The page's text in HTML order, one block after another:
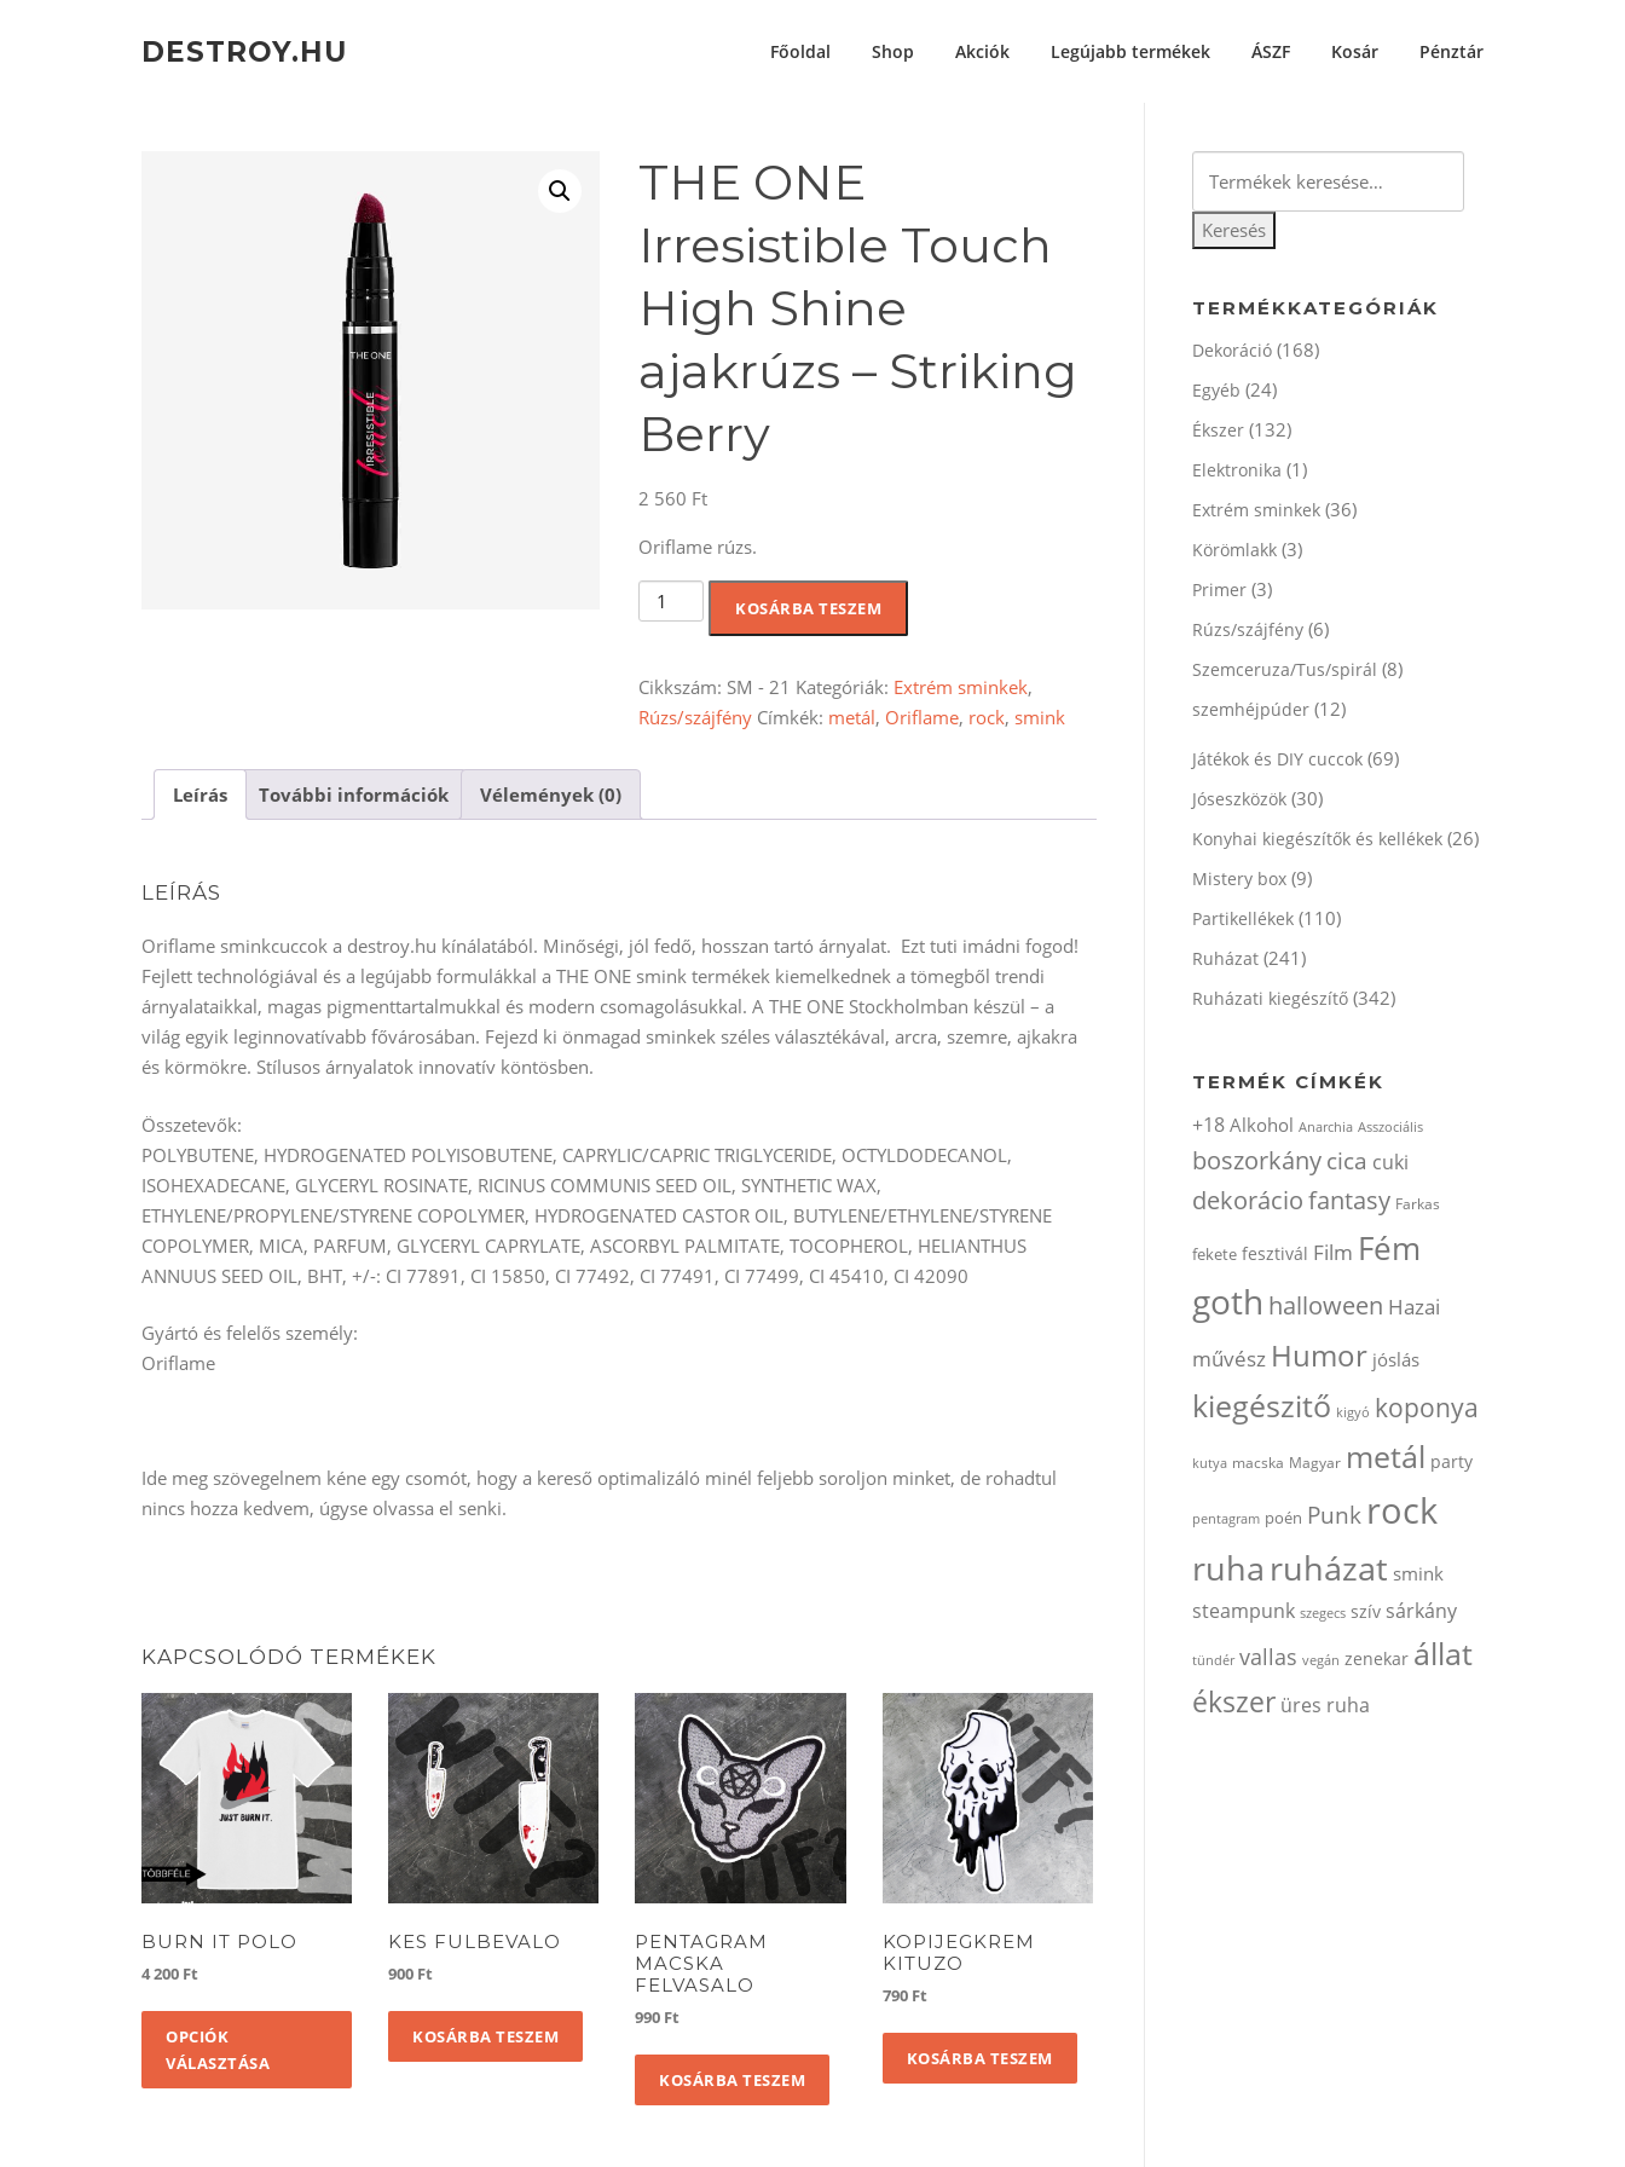
DESTROY.HU Főoldal Shop Akciók Legújabb termékek ÁSZF Kosár Pénztár
THE ONE
Irresistible Touch
High Shine
ajakrúzs – Striking
Berry
2 560 Ft
Oriflame rúzs.
THE
ONE
Touch
High
ajakrúzs
KOSÁRBA TESZEM
Cikkszám: SM - 21 Kategóriák: Extrém sminkek,
Rúzs/szájfény Címkék: metál, Oriflame, rock, smink
Leírás További információk Vélemények (0)
LEÍRÁS
Oriflame sminkcuccok a destroy.hu kínálatából. Minőségi, jól fedő, hosszan tartó árnyalat. Ezt tuti imádni fogod!
Fejlett technológiával és a legújabb formulákkal a THE ONE smink termékek kiemelkednek a tömegből trendi
árnyalataikkal, magas pigmenttartalmukkal és modern csomagolásukkal. A THE ONE Stockholmban készül – a
világ egyik leginnovatívabb fővárosában. Fejezd ki önmagad sminkek széles választékával, arcra, szemre, ajkakra
és körmökre. Stílusos árnyalatok innovatív köntösben.
Összetevők:
POLYBUTENE, HYDROGENATED POLYISOBUTENE, CAPRYLIC/CAPRIC TRIGLYCERIDE, OCTYLDODECANOL,
ISOHEXADECANE, GLYCERYL ROSINATE, RICINUS COMMUNIS SEED OIL, SYNTHETIC WAX,
ETHYLENE/PROPYLENE/STYRENE COPOLYMER, HYDROGENATED CASTOR OIL, BUTYLENE/ETHYLENE/STYRENE
COPOLYMER, MICA, PARFUM, GLYCERYL CAPRYLATE, ASCORBYL PALMITATE, TOCOPHEROL, HELIANTHUS
ANNUUS SEED OIL, BHT, +/-: CI 77891, CI 15850, CI 77492, CI 77491, CI 77499, CI 45410, CI 42090
Gyártó és felelős személy:
Oriflame
Ide meg szövegelnem kéne egy csomót, hogy a kereső optimalizáló minél feljebb soroljon minket, de rohadtul
nincs hozza kedvem, úgyse olvassa el senki.
KAPCSOLÓDÓ TERMÉKEK
BURN IT POLO
4 200 Ft
OPCIÓK
VÁLASZTÁSA
Ennek
terméknek
KES FULBEVALO
900 Ft
KOSÁRBA TESZEM
PENTAGRAM
MACSKA
FELVASALO
990 Ft
KOSÁRBA TESZEM
KOPIJEGKREM
KITUZO
790 Ft
KOSÁRBA TESZEM
következőre:
Keresés
TERMÉKKATEGÓRIÁK
Dekoráció (168)
Egyéb (24)
Ékszer (132)
Elektronika (1)
Extrém sminkek (36)
Körömlakk (3)
Primer (3)
Rúzs/szájfény (6)
Szemceruza/Tus/spirál (8)
szemhéjpúder (12)
Játékok és DIY cuccok (69)
Jóseszközök (30)
Konyhai kiegészítők és kellékek (26)
Mistery box (9)
Partikellékek (110)
Ruházat (241)
Ruházati kiegészítő (342)
TERMÉK CÍMKÉK
+18 Alkohol Anarchia Asszociális
boszorkánycica cuki
dekoráciofantasy Farkas
fekete fesztivál Film Fém
goth halloween Hazai
művész Humor jóslás
kiegészitő kigyó koponya
kutya macska Magyar metál party
pentagram poén Punk rock
ruha ruházat smink
steampunk szegecs szív sárkány
tündér vallas vegán zenekar állat
ékszer üres ruha